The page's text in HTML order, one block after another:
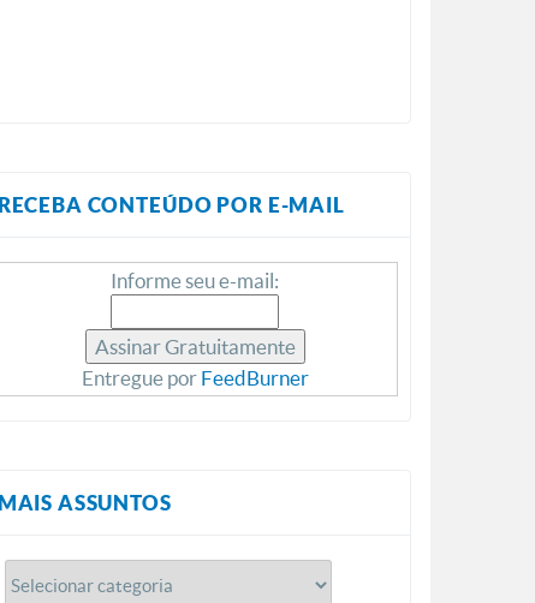
RECEBA CONTEÚDO POR E-MAIL
Informe seu e-mail:
Entregue porFeedBurner
MAIS ASSUNTOS